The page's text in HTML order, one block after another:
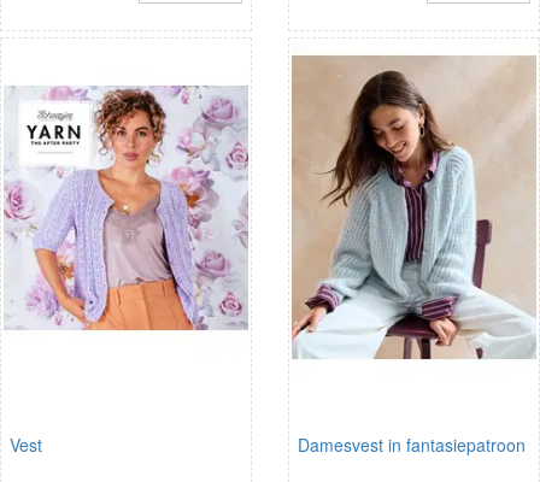
Vest Damesvest in fantasiepatroon